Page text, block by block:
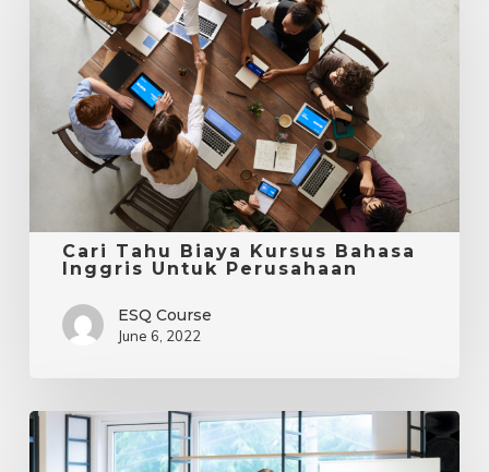
Biaya
Bahasa
Inggris
Untuk
Perusahaan
Cari Tahu Biaya Kursus Bahasa
Inggris Untuk Perusahaan
ESQ Course
June 6, 2022
Kursus
Bahasa